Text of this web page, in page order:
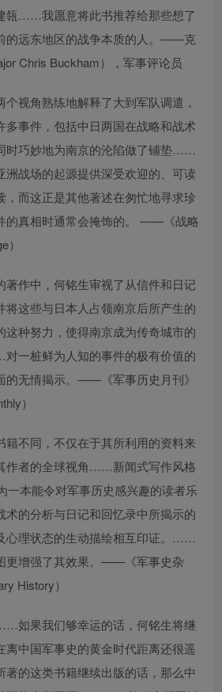
瓴……我愿意将此书推荐给那些想了
的远东地区的战争本质的人。——克
Chris Buckham），军事评论员
视角熟练地解释了大到军队调遣，
多事件，包括中日两国在战略和战术
时巧妙地为南京的沦陷做了铺垫……
洲战场的起源提供深受欢迎的、可读
，而这正是其他著述在匆忙地寻求珍
的真相时通常会掩饰的。 ——《战略
著作中，何铭生审视了从信件和日记
将这些与日本人占领南京后所产生的
这种努力，使得南京成为传奇城市的
一桩鲜为人知的事件的极有价值的
无情揭示。——《军事历史月刊》
）
籍不同，不仅在于其所利用的资料来
作者的全球视角……新闻式写作风格
一本能令对军事历史感兴趣的读者乐
术的分析与日记和回忆录中所揭示的
心理状态的生动描绘相互印证。……
更增强了其效果。——《军事史杂
History）
如果我们够幸运的话，何铭生将继
离中国军事史的黄金时代距离还很遥
著的这类书籍继续出版的话，那么中